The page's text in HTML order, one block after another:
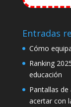
Entradas
Cómo
Ranking
educación
Pantallas
acertar con